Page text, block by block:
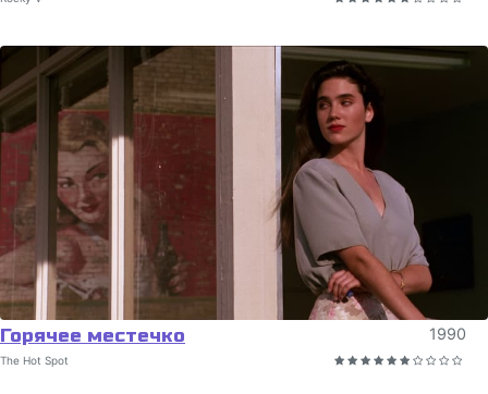
Горячее местечко 1990
The Hot Spot